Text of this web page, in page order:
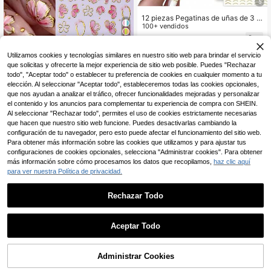
2 piezas de Pegatinas 3D para uña
s con diseños de pétalos de flor ros
a, línea dorada elegante y geometrí
a, decoraciones para uñas acrílicas,
suministros de manualidades de pri
mavera autoadhesivos para decora
ción de manicura
#4 Más vendidos
en Pegatinas con patrones Pegatinas decorativas
Clientes habituales
#4 Más vendidos
en Pegatinas con patrones Pegatinas decorativas
Clientes habituales
#4 Más vendidos
en Pegatinas con patrones Pegatinas decorativas
Clientes habituales
#4 Más vendidos
en Pegatinas con patrones Pegatinas decorativas
Clientes habituales
400+ vendidos (1000+)
$4.072 -20% Estimado
1Hay otros vendedores
12 piezas Pegatinas de uñas de 3 c
olores dorados, Pegatinas de arte d
e uñas 3D estereoscópicas autoad
hesivas, Diseño de uñas con rayas
y ondas doradas, Suministros DIY p
ara manicura francesa, Decoración
de uñas para mujeres
100+ vendidos
8.438
THE POWERPUFF GIRLS
99K+ Recompra
7.132
1
Utilizamos cookies y tecnologías similares en nuestro sitio web para brindar el servicio
que solicitas y ofrecerte la mejor experiencia de sitio web posible. Puedes "Rechazar
todo", "Aceptar todo" o establecer tu preferencia de cookies en cualquier momento a tu
elección. Al seleccionar "Aceptar todo", estableceremos todas las cookies opcionales,
que nos ayudan a analizar el tráfico, ofrecer funcionalidades mejoradas y personalizar
el contenido y los anuncios para complementar tu experiencia de compra con SHEIN.
Al seleccionar "Rechazar todo", permites el uso de cookies estrictamente necesarias
que hacen que nuestro sitio web funcione. Puedes desactivarlas cambiando la
configuración de tu navegador, pero esto puede afectar el funcionamiento del sitio web.
Para obtener más información sobre las cookies que utilizamos y para ajustar tus
configuraciones de cookies opcionales, selecciona "Administrar cookies". Para obtener
más información sobre cómo procesamos los datos que recopilamos, haz clic aquí
para ver nuestra Política de privacidad.
Rechazar Todo
Aceptar Todo
Administrar Cookies